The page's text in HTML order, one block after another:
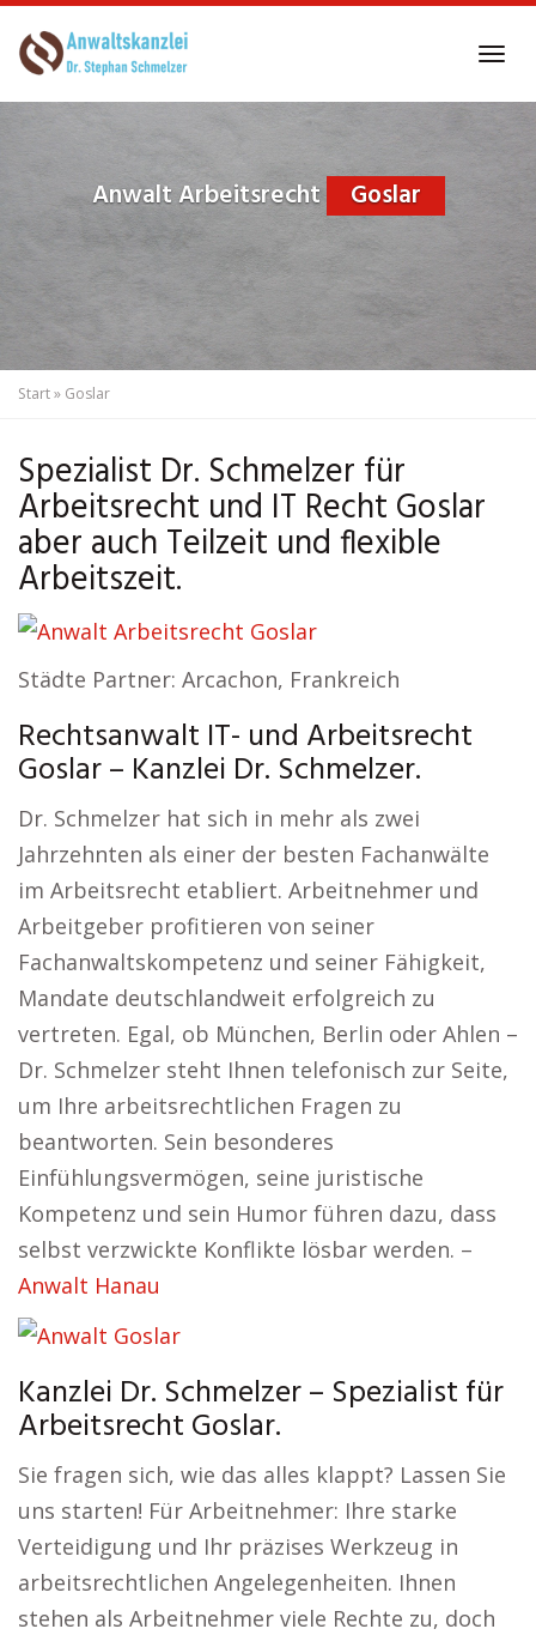
to
Anwalt Arbeitsrecht Goslar
Start» Goslar
Spezialist Dr. Schmelzer für
Arbeitsrecht und IT Recht Goslar
aber auch Teilzeit und flexible
Arbeitszeit.
Städte Partner: Arcachon, Frankreich
Rechtsanwalt IT- und Arbeitsrecht
Goslar – Kanzlei Dr. Schmelzer.
Dr. Schmelzer hat sich in mehr als zwei
Jahrzehnten als einer der besten Fachanwälte
im Arbeitsrecht etabliert. Arbeitnehmer und
Arbeitgeber profitieren von seiner
Fachanwaltskompetenz und seiner Fähigkeit,
Mandate deutschlandweit erfolgreich zu
vertreten. Egal, ob München, Berlin oder Ahlen –
Dr. Schmelzer steht Ihnen telefonisch zur Seite,
um Ihre arbeitsrechtlichen Fragen zu
beantworten. Sein besonderes
Einfühlungsvermögen, seine juristische
Kompetenz und sein Humor führen dazu, dass
selbst verzwickte Konflikte lösbar werden. –
Anwalt Hanau
Kanzlei Dr. Schmelzer – Spezialist für
Arbeitsrecht Goslar.
Sie fragen sich, wie das alles klappt? Lassen Sie
uns starten! Für Arbeitnehmer: Ihre starke
Verteidigung und Ihr präzises Werkzeug in
arbeitsrechtlichen Angelegenheiten. Ihnen
stehen als Arbeitnehmer viele Rechte zu, doch